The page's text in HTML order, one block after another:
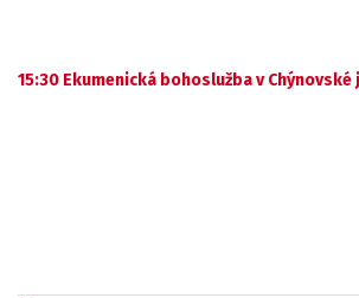
15:30 Ekumenická bohoslužba v Chýnovské